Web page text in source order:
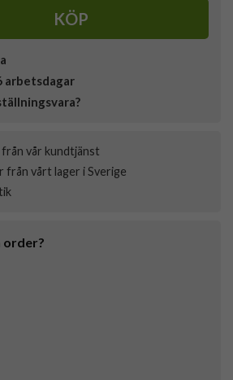
KÖP
arbetsdagar
vår kundtjänst
från vårt lager i Sverige
order?